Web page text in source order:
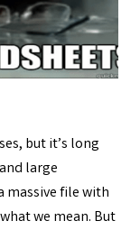
but it’s long
large
massive file with
we mean. But